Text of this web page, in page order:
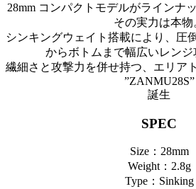
28mm コンパクトモデルがラインナ
その実力は本物
シンキングウェイト搭載により、圧
からボトムまで幅広いレンジ
繊細さと攻撃力を併せ持つ、エリア
”ZANMU28S”
誕生
SPEC
Size：28mm
Weight：2.8g
Type：Sinking